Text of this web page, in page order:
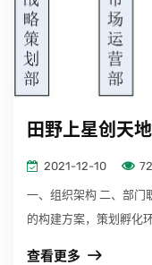
田野上星创天
2021-12-10
一、组织架构 二、部门
的构建方案，策划孵化
查看更多